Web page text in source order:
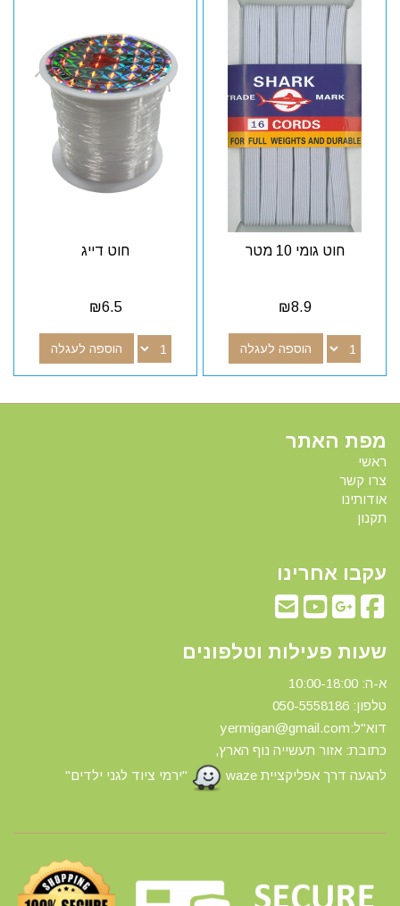
חוט גומי 10 מטר
₪8.9
הוספה לעגלה
חוט דייג
₪6.5
הוספה לעגלה
מפת האתר
ראשי
צרו קשר
אודותינו
תקנון
עקבו אחרינו
שעות פעילות וטלפונים
א-ה: 10:00-18:00
טלפון: 0 50-5558186
דוא"ל:yermigan@gmail.com
כתובת: אזור תעשייה נוף הארץ,
להגעה דרך אפליקציית waze
"ירמי ציוד לגני ילדים"